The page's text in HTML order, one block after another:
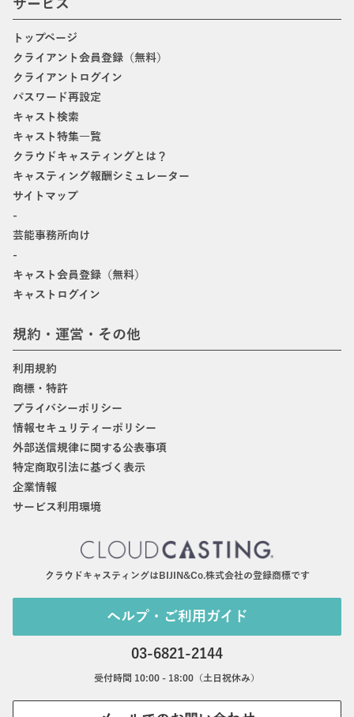
サービス
トップページ
クライアント会員登録（無料）
クライアントログイン
パスワード再設定
キャスト検索
キャスト特集一覧
クラウドキャスティングとは？
キャスティング報酬シミュレーター
サイトマップ
-
芸能事務所向け
-
キャスト会員登録（無料）
キャストログイン
規約・運営・その他
利用規約
商標・特許
プライバシーポリシー
情報セキュリティーポリシー
外部送信規律に関する公表事項
特定商取引法に基づく表示
企業情報
サービス利用環境
クラウドキャスティングはBIJIN&Co.株式会社の登録商標です
ヘルプ・ご利用ガイド
03-6821-2144
受付時間 10:00 - 18:00（土日祝休み）